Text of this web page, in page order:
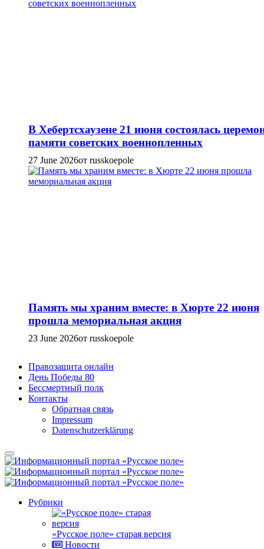
В Хебертсхаузене 21 июня состоялась
памяти советских военнопленных
27 June 2026от russkoepole
Память мы храним вместе: в Хюрте 22 июня
прошла мемориальная акция
23 June 2026от russkoepole
Правозащита онлайн
День Победы 80
Бессмертный полк
Контакты
Обратная связь
Impressum
Datenschutzerklärung
Рубрики
«Русское поле» старая версия
Новости